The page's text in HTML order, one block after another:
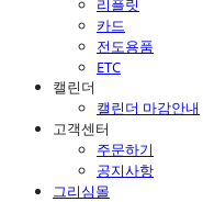
리플릿
카드
전도용품
ETC
캘린더
캘린더 마감안내
고객센터
주문하기
공지사항
그리심몰